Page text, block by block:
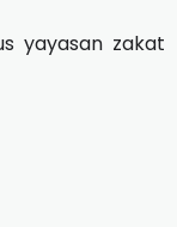
yayasan zakat